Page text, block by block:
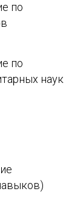
по
по
наук